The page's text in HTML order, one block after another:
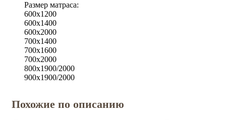
Размер матраса:
600х1200
600х1400
600х2000
700х1400
700х1600
700х2000
800х1900/2000
900х1900/2000